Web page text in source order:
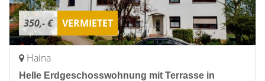
350,- € VERMIETET
Haina
Helle Erdgeschosswohnung mit Terrasse in